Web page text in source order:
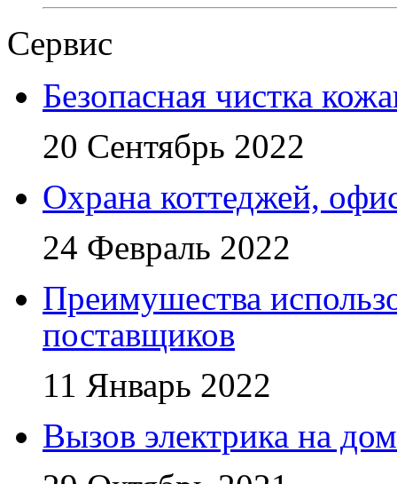
Сервис
Безопасная чистка
20 Сентябрь 2022
Охрана коттеджей,
24 Февраль 2022
Преимушества
поставщиков
11 Январь 2022
Вызов электрика на дом